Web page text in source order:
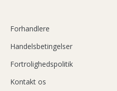
Forhandlere
Handelsbetingelser
Fortrolighedspolitik
Kontakt os